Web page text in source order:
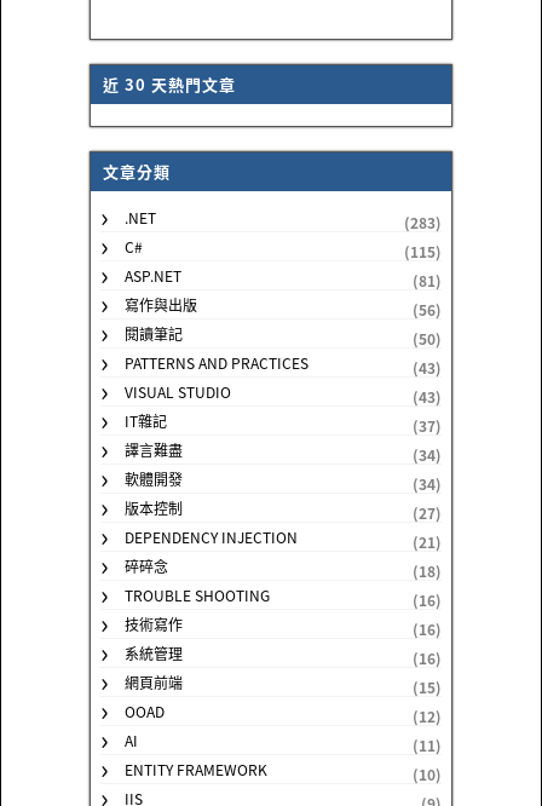
近 30 天熱門文章
文章分類
.NET
(283)
C#
(115)
ASP.NET
(81)
寫作與出版
(56)
閱讀筆記
(50)
PATTERNS AND PRACTICES
(43)
VISUAL STUDIO
(43)
IT雜記
(37)
譯言難盡
(34)
軟體開發
(34)
版本控制
(27)
DEPENDENCY INJECTION
(21)
碎碎念
(18)
TROUBLE SHOOTING
(16)
技術寫作
(16)
系統管理
(16)
網頁前端
(15)
OOAD
(12)
AI
(11)
ENTITY FRAMEWORK
(10)
IIS